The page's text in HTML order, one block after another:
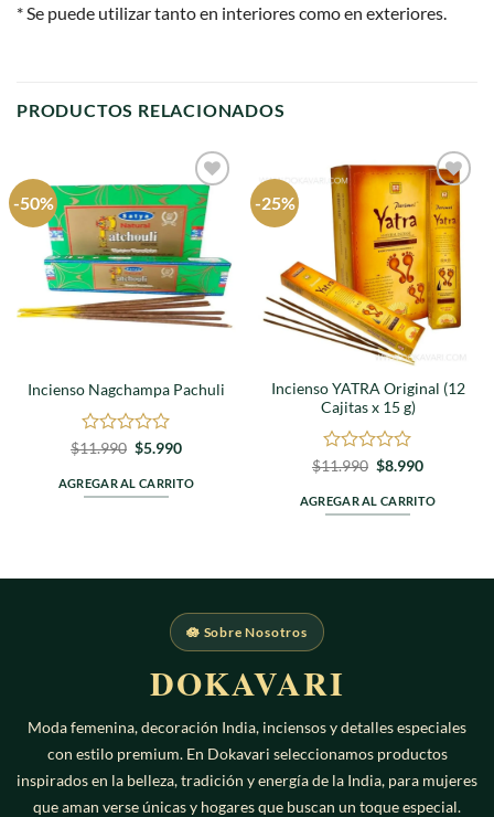
* Se puede utilizar tanto en interiores como en exteriores.
PRODUCTOS RELACIONADOS
-50%
Agregar
a
favoritos
Incienso Nagchampa Pachuli
Valorado
0
de
$11.990 El
original
era:
$5.990El
actual
es:
AGREGAR AL CARRITO
-25%
Agregar
a
favoritos
Incienso YATRA Original (12
Cajitas x 15 g)
Valorado
0
de
$11.990 El
original
era:
$8.990El
actual
es:
AGREGAR AL CARRITO
🪷 Sobre Nosotros
DOKAVARI
Moda femenina, decoración India, inciensos y detalles especiales
con estilo premium. En Dokavari seleccionamos productos
inspirados en la belleza, tradición y energía de la India, para mujeres
que aman verse únicas y hogares que buscan un toque especial.